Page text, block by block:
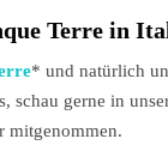
Terre in
* und natürlich
schau gerne in
mitgenommen.